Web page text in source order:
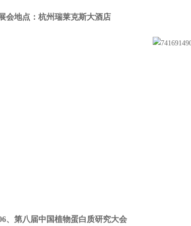
地点： 杭州瑞莱克斯大酒店
八届中国植物蛋白质研究大会